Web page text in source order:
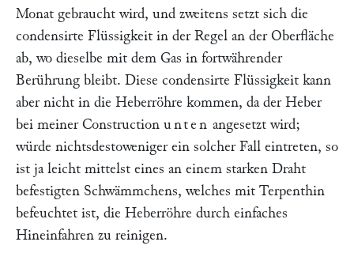
Monat gebraucht wird, und zweitens setzt sich die
condensirte Flüssigkeit in der Regel an der Oberfläche
ab, wo dieselbe mit dem Gas in fortwährender
Berührung bleibt. Diese condensirte Flüssigkeit kann
aber nicht in die Heberröhre kommen, da der Heber
bei meiner Construction unten angesetzt wird;
würde nichtsdestoweniger ein solcher Fall eintreten, so
ist ja leicht mittelst eines an einem starken Draht
befestigten Schwämmchens, welches mit Terpenthin
befeuchtet ist, die Heberröhre durch einfaches
Hineinfahren zu reinigen.